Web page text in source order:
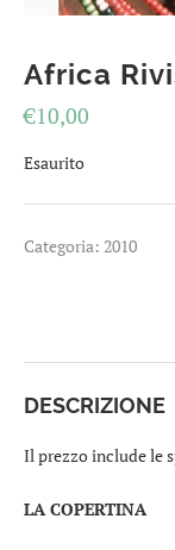
Africa
€10,00
Esaurito
Categoria: 2010
DESCRIZIONE
Il prezzo include le
LA COPERTINA